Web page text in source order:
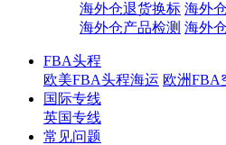
海外仓退货换标 海外
海外仓产品检测 海外
FBA头程
欧美FBA头程海运 欧洲FBA
国际专线
英国专线
常见问题